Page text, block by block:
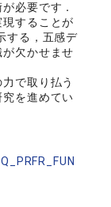
必要です．
することが
する，五感デ
欠かせませ
で取り払う
を進めてい